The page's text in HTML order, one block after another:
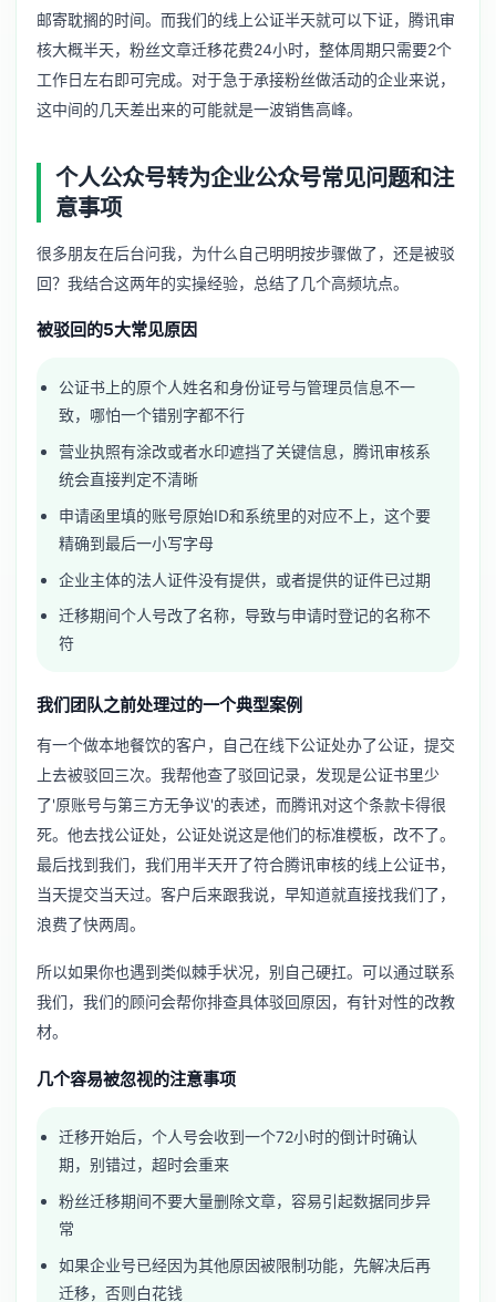
邮寄耽搁的时间。而我们的线上公证半天就可以下证，腾讯审
核大概半天，粉丝文章迁移花费24小时，整体周期只需要2个
工作日左右即可完成。对于急于承接粉丝做活动的企业来说，
这中间的几天差出来的可能就是一波销售高峰。
个人公众号转为企业公众号常见问题和注
意事项
很多朋友在后台问我，为什么自己明明按步骤做了，还是被驳
回？我结合这两年的实操经验，总结了几个高频坑点。
被驳回的5大常见原因
公证书上的原个人姓名和身份证号与管理员信息不一
致，哪怕一个错别字都不行
营业执照有涂改或者水印遮挡了关键信息，腾讯审核系
统会直接判定不清晰
申请函里填的账号原始ID和系统里的对应不上，这个要
精确到最后一小写字母
企业主体的法人证件没有提供，或者提供的证件已过期
迁移期间个人号改了名称，导致与申请时登记的名称不
符
我们团队之前处理过的一个典型案例
有一个做本地餐饮的客户，自己在线下公证处办了公证，提交
上去被驳回三次。我帮他查了驳回记录，发现是公证书里少
了'原账号与第三方无争议'的表述，而腾讯对这个条款卡得很
死。他去找公证处，公证处说这是他们的标准模板，改不了。
最后找到我们，我们用半天开了符合腾讯审核的线上公证书，
当天提交当天过。客户后来跟我说，早知道就直接找我们了，
浪费了快两周。
所以如果你也遇到类似棘手状况，别自己硬扛。可以通过联系
我们，我们的顾问会帮你排查具体驳回原因，有针对性的改教
材。
几个容易被忽视的注意事项
迁移开始后，个人号会收到一个72小时的倒计时确认
期，别错过，超时会重来
粉丝迁移期间不要大量删除文章，容易引起数据同步异
常
如果企业号已经因为其他原因被限制功能，先解决后再
迁移，否则白花钱